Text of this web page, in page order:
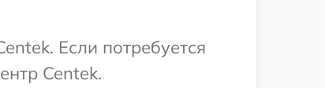
Если потребуется
Centek.